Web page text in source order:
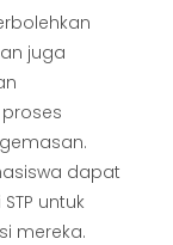
juga
dapat
untuk
mereka.